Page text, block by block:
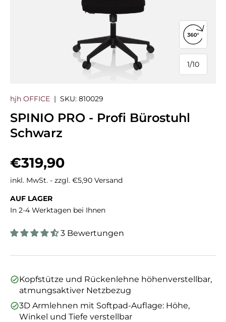
1/
von
10
360°-
hjh OFFICE | SKU: 810029
SPINIO PRO - Profi Bürostuhl
Schwarz
Normaler Preis
€319,90
inkl. MwSt. - zzgl. €5,90 Versand
AUF LAGER
In 2-4 Werktagen bei Ihnen
3 Bewertungen
Kopfstütze und Rückenlehne höhenverstellbar,
atmungsaktiver Netzbezug
3D Armlehnen mit Softpad-Auflage: Höhe,
Winkel und Tiefe verstellbar